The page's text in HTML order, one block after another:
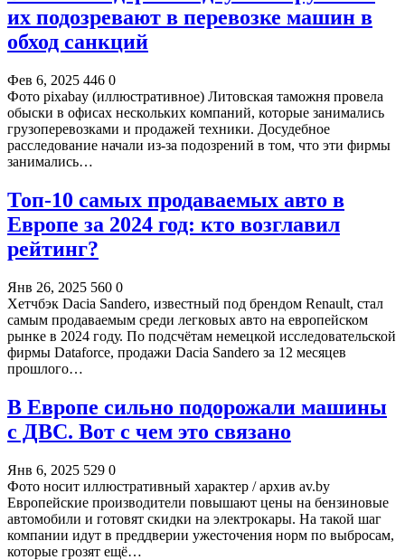
их подозревают в перевозке машин в
обход санкций
Фев 6, 2025 446 0
Фото pixabay (иллюстративное) Литовская таможня провела
обыски в офисах нескольких компаний, которые занимались
грузоперевозками и продажей техники. Досудебное
расследование начали из-за подозрений в том, что эти фирмы
занимались…
Топ-10 самых продаваемых авто в
Европе за 2024 год: кто возглавил
рейтинг?
Янв 26, 2025 560 0
Хетчбэк Dacia Sandero, известный под брендом Renault, стал
самым продаваемым среди легковых авто на европейском
рынке в 2024 году. По подсчётам немецкой исследовательской
фирмы Dataforce, продажи Dacia Sandero за 12 месяцев
прошлого…
В Европе сильно подорожали машины
с ДВС. Вот с чем это связано
Янв 6, 2025 529 0
Фото носит иллюстративный характер / архив av.by
Европейские производители повышают цены на бензиновые
автомобили и готовят скидки на электрокары. На такой шаг
компании идут в преддверии ужесточения норм по выбросам,
которые грозят ещё…